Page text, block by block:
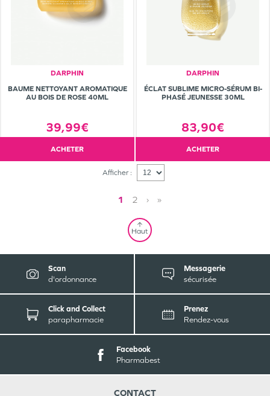
DARPHIN
BAUME NETTOYANT AROMATIQUE
AU BOIS DE ROSE 40ML
39,99€
ACHETER
DARPHIN
ÉCLAT SUBLIME MICRO-SÉRUM BI-
PHASÉ JEUNESSE 30ML
83,90€
ACHETER
Afficher :
1 2 › »
Haut
Scan
d'ordonnance
Messagerie
sécurisée
Click and Collect
parapharmacie
Prenez
Rendez-vous
Facebook
Pharmabest
CONTACT